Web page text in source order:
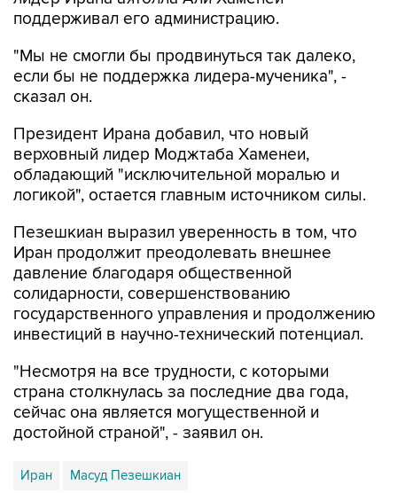
поддерживал его администрацию.
"Мы не смогли бы продвинуться так далеко,
если бы не поддержка лидера-мученика", -
сказал он.
Президент Ирана добавил, что новый
верховный лидер Моджтаба Хаменеи,
обладающий "исключительной моралью и
логикой", остается главным источником силы.
Пезешкиан выразил уверенность в том, что
Иран продолжит преодолевать внешнее
давление благодаря общественной
солидарности, совершенствованию
государственного управления и продолжению
инвестиций в научно-технический потенциал.
"Несмотря на все трудности, с которыми
страна столкнулась за последние два года,
сейчас она является могущественной и
достойной страной", - заявил он.
Иран Масуд Пезешкиан